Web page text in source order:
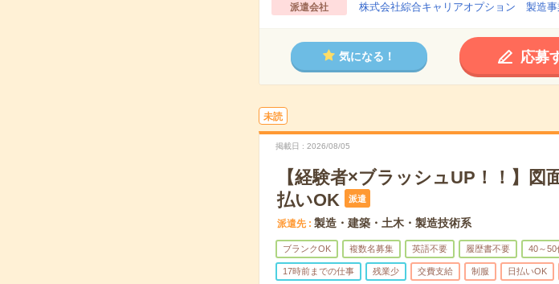
派遣会社 株式会社綜合キャリアオプション 製造事
気になる！ 応募
未読
掲載日 2026/08/05
【経験者×ブラッシュUP！！】図
払いOK
派遣
派遣先 製造・建築・土木・製造技術系
ブランクOK 複数名募集 英語不要 履歴書不要 40～50
17時前までの仕事 残業少 交費支給 制服 日払いOK